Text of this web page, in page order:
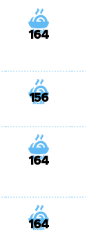
164
156
164
164